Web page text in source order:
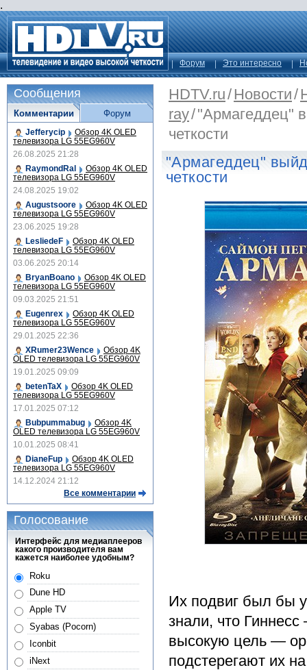
.
Форум Это интересно
HDTV.ru/Новости/
ray/"Армагеддец"
четкости
"Армагеддец"
четкости
Их подвиг был бы
знали, что
высокую цель —
подстерегают их
Сообщения
Комментарии
Jefferycip Обзор 4K OLED
телевизора LG 55EG960V
26.08.2025 21:28
RaymondRal
Обзор 4K OLED
телевизора LG 55EG960V
24.08.2025 19:02
Augustsoore
Обзор 4K OLED
телевизора LG 55EG960V
23.06.2025 19:28
LesliedeF
Обзор 4K OLED
телевизора LG 55EG960V
03.06.2025 20:14
BryanBoano
Обзор 4K OLED
телевизора LG 55EG960V
09.03.2025 21:51
Eugenrex
Обзор 4K OLED
телевизора LG 55EG960V
29.01.2025 22:36
XRumer23Wence
Обзор 4K
OLED телевизора LG 55EG960V
19.01.2025 09:09
betenTaX
Обзор 4K OLED
телевизора LG 55EG960V
17.01.2025 07:12
Bubpummabug
Обзор 4K
OLED телевизора LG 55EG960V
10.01.2025 08:41
DianeFup
Обзор 4K OLED
телевизора LG 55EG960V
14.12.2024 21:12
Все комментарии
Форум
Голосование
Интерфейс для медиаплееров
какого производителя вам
кажется наиболее удобным?
Roku
Dune HD
Apple TV
Syabas (Pocorn)
Iconbit
iNext